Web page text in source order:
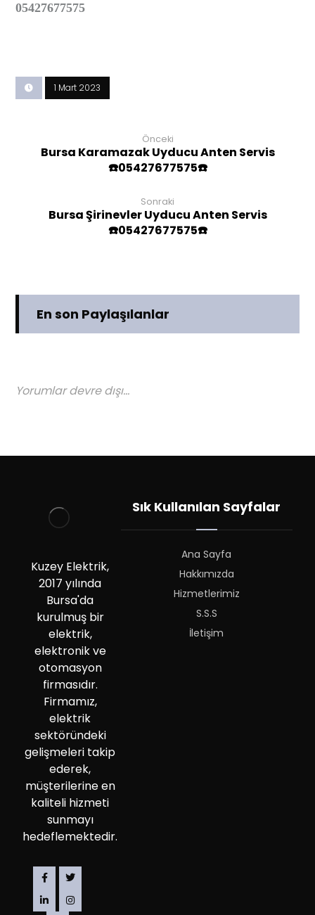
05427677575
1 Mart 2023
Önceki
Bursa Karamazak Uyducu Anten Servis
☎️05427677575☎️
Sonraki
Bursa Şirinevler Uyducu Anten Servis
☎️05427677575☎️
En son Paylaşılanlar
Yorumlar devre dışı...
Kuzey Elektrik,
2017 yılında
Bursa'da
kurulmuş bir
elektrik,
elektronik ve
otomasyon
firmasıdır.
Firmamız,
elektrik
sektöründeki
gelişmeleri takip
ederek,
müşterilerine en
kaliteli hizmeti
sunmayı
hedeflemektedir.
Sık Kullanılan Sayfalar
Ana Sayfa
Hakkımızda
Hizmetlerimiz
S.S.S
İletişim